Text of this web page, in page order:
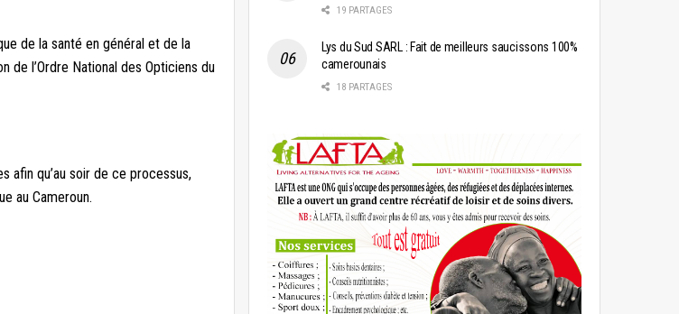
de la santé en général et de la
de l’Ordre National des Opticiens du
afin qu’au soir de ce processus,
au Cameroun.
19 PARTAGES
Lys du Sud SARL : Fait de meilleurs saucissons 100%
camerounais
18 PARTAGES